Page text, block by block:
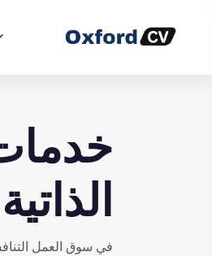
في سوق العمل